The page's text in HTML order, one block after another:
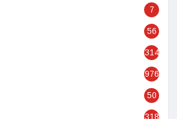
7
56
314
976
50
318